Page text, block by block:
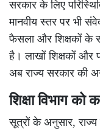
सरकार के लिए
मानवीय स्तर पर भी
फैसला और शिक्षकों के
है। लाखों शिक्षकों और
अब राज्य सरकार की
शिक्षा विभाग को
सूत्रों के अनुसार,